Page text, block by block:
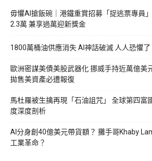
毋懼AI搶飯碗｜港鐵重賞招募「捉逃票專員
2.3萬 兼享過萬迎新獎金
1800萬桶油供應消失 AI神話破滅 人人恐懼了
歐洲密謀美債美股武器化 挪威手持近萬億美
拋售美資產必遭報復
馬杜羅被生擒再現「石油詛咒」 全球第四富
度深度剖析
AI分身創40億美元帶貨額？ 攤手哥Khaby
工業革命？